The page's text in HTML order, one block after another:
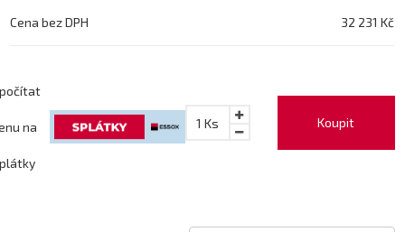
Cena bez DPH 32 231 Kč
Koupit
1 Ks
na